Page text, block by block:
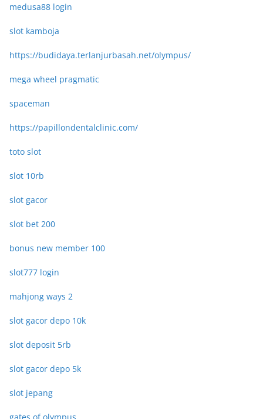
medusa88 login
slot kamboja
https://budidaya.terlanjurbasah.net/olympus/
mega wheel pragmatic
spaceman
https://papillondentalclinic.com/
toto slot
slot 10rb
slot gacor
slot bet 200
bonus new member 100
slot777 login
mahjong ways 2
slot gacor depo 10k
slot deposit 5rb
slot gacor depo 5k
slot jepang